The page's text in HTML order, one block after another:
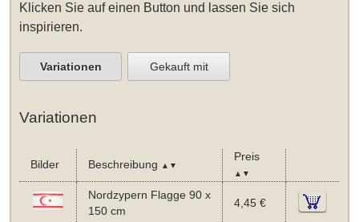
Klicken Sie auf einen Button und lassen Sie sich
inspirieren.
Variationen Gekauft mit
Variationen
Bilder Beschreibung ▲▼
Preis
▲▼
Nordzypern Flagge 90 x
150 cm
4,45 €